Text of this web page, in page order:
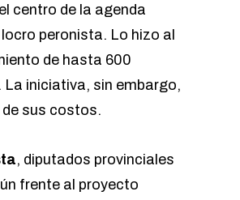
centro de la agenda
locro peronista. Lo hizo al
de hasta 600
La iniciativa, sin embargo,
sus costos.
, diputados provinciales
frente al proyecto